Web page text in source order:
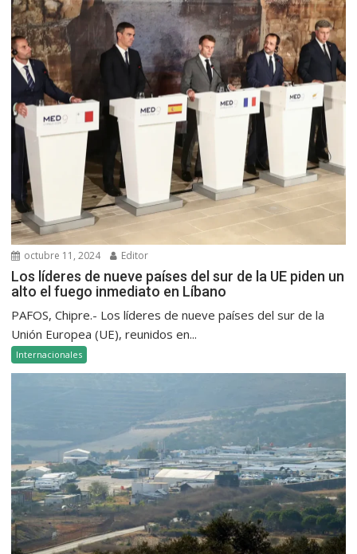
octubre 11, 2024 Editor
Los líderes de nueve países del sur de la UE piden un
alto el fuego inmediato en Líbano
PAFOS, Chipre.- Los líderes de nueve países del sur de la
Unión Europea (UE), reunidos en...
Internacionales